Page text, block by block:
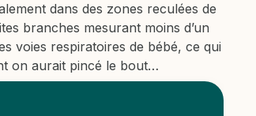
dans des zones reculées de
branches mesurant moins d’un
voies respiratoires de bébé, ce qui
on aurait pincé le bout…